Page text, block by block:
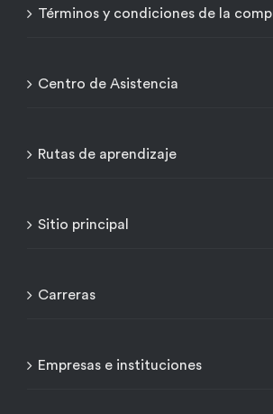
Términos y condiciones de la
Centro de Asistencia
Rutas de aprendizaje
Sitio principal
Carreras
Empresas e instituciones